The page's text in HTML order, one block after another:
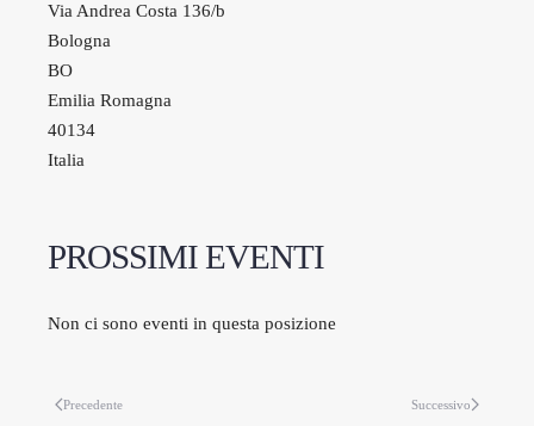
Via Andrea Costa 136/b
Bologna
BO
Emilia Romagna
40134
Italia
PROSSIMI EVENTI
Non ci sono eventi in questa posizione
Precedente Successivo